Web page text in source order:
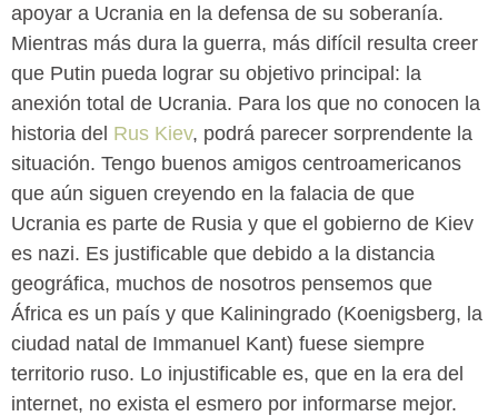
apoyar a Ucrania en la defensa de su soberanía.
Mientras más dura la guerra, más difícil resulta creer
que Putin pueda lograr su objetivo principal: la
anexión total de Ucrania. Para los que no conocen la
historia del Rus Kiev, podrá parecer sorprendente la
situación. Tengo buenos amigos centroamericanos
que aún siguen creyendo en la falacia de que
Ucrania es parte de Rusia y que el gobierno de Kiev
es nazi. Es justificable que debido a la distancia
geográfica, muchos de nosotros pensemos que
África es un país y que Kaliningrado (Koenigsberg, la
ciudad natal de Immanuel Kant) fuese siempre
territorio ruso. Lo injustificable es, que en la era del
internet, no exista el esmero por informarse mejor.